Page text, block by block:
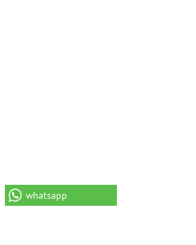
whatsapp